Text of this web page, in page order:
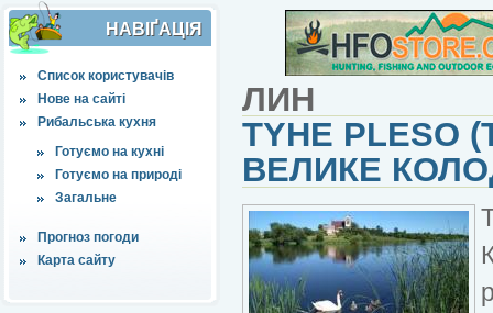
НАВІҐАЦІЯ
Список користувачів
Нове на сайті
Рибальська кухня
Готуємо на кухні
Готуємо на природі
Загальне
Прогноз погоди
Карта сайту
ЛИН
TYHE
ВЕЛИКЕ